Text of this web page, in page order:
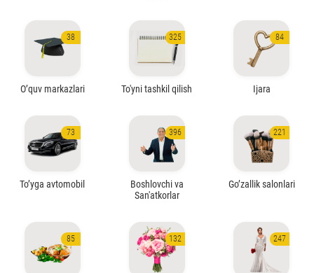
38
O’quv markazlari
325
To'yni tashkil qilish
84
Ijara
73
To’yga avtomobil
396
Boshlovchi va
San'atkorlar
221
Go’zallik salonlari
85 132 247